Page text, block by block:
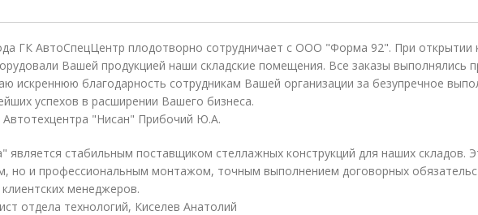
ГК АвтоСпецЦентр плодотворно сотрудничает с ООО "Форма 92". При
Вашей продукцией наши складские помещения. Все заказы выполнялись
искреннюю благодарность сотрудникам Вашей организации за безупречное
успехов в расширении Вашего бизнеса.
"Нисан" Прибочий Ю.А.
стабильным поставщиком стеллажных конструкций для наших складов.
но и профессиональным монтажом, точным выполнением договорных
менеджеров.
отдела технологий, Киселев Анатолий